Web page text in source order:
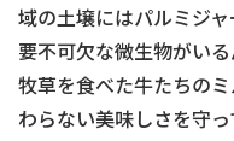
域の土壌にはパルミジ
要不可欠な微生物がい
牧草を食べた牛たちの
わらない美味しさを守っ